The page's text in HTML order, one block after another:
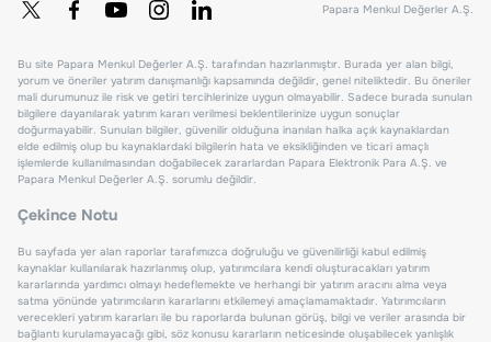
Papara Menkul Değerler A.Ş.
Bu site Papara Menkul Değerler A.Ş. tarafından hazırlanmıştır. Burada yer alan bilgi,
yorum ve öneriler yatırım danışmanlığı kapsamında değildir, genel niteliktedir. Bu öneriler
mali durumunuz ile risk ve getiri tercihlerinize uygun olmayabilir. Sadece burada sunulan
bilgilere dayanılarak yatırım kararı verilmesi beklentilerinize uygun sonuçlar
doğurmayabilir. Sunulan bilgiler, güvenilir olduğuna inanılan halka açık kaynaklardan
elde edilmiş olup bu kaynaklardaki bilgilerin hata ve eksikliğinden ve ticari amaçlı
işlemlerde kullanılmasından doğabilecek zararlardan Papara Elektronik Para A.Ş. ve
Papara Menkul Değerler A.Ş. sorumlu değildir.
Çekince Notu
Bu sayfada yer alan raporlar tarafımızca doğruluğu ve güvenilirliği kabul edilmiş
kaynaklar kullanılarak hazırlanmış olup, yatırımcılara kendi oluşturacakları yatırım
kararlarında yardımcı olmayı hedeflemekte ve herhangi bir yatırım aracını alma veya
satma yönünde yatırımcıların kararlarını etkilemeyi amaçlamamaktadır. Yatırımcıların
verecekleri yatırım kararları ile bu raporlarda bulunan görüş, bilgi ve veriler arasında bir
bağlantı kurulamayacağı gibi, söz konusu kararların neticesinde oluşabilecek yanlışlık